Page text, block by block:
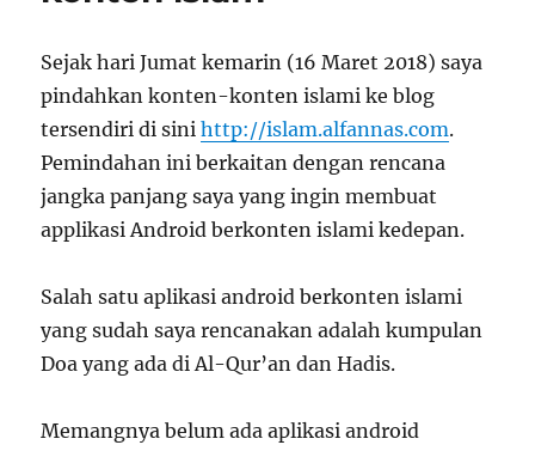
Sejak hari Jumat kemarin (16 Maret 2018) saya
pindahkan konten-konten islami ke blog
tersendiri di sinihttp://islam.alfannas.com.
Pemindahan ini berkaitan dengan rencana
jangka panjang saya yang ingin membuat
applikasi Android berkonten islami kedepan.
Salah satu aplikasi android berkonten islami
yang sudah saya rencanakan adalah kumpulan
Doa yang ada di Al-Qur’an dan Hadis.
Memangnya belum ada aplikasi android